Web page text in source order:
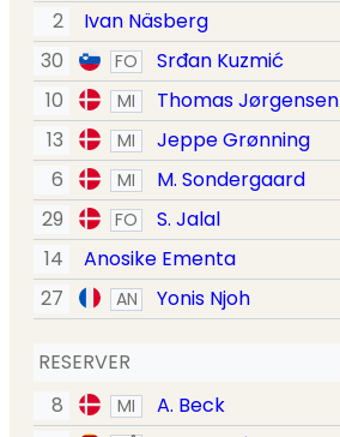
2 Ivan Näsberg
30 FO Srđan Kuzmić
10 MI Thomas Jørgensen
13 MI Jeppe Grønning
6 MI M. Sondergaard
29 FO S. Jalal
14 Anosike Ementa
27 AN Yonis Njoh
RESERVER
8
MI A. Beck